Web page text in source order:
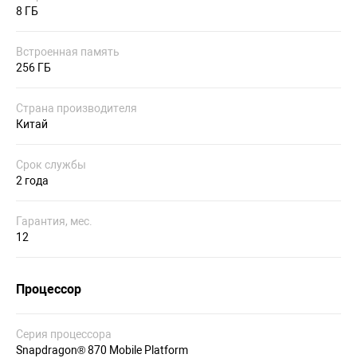
8 ГБ
Встроенная память
256 ГБ
Страна производителя
Китай
Срок службы
2 года
Гарантия, мес.
12
Процессор
Серия процессора
Snapdragon® 870 Mobile Platform